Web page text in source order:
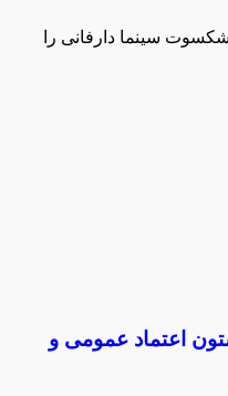
سینما دارفانی را
اعتماد عمومی و